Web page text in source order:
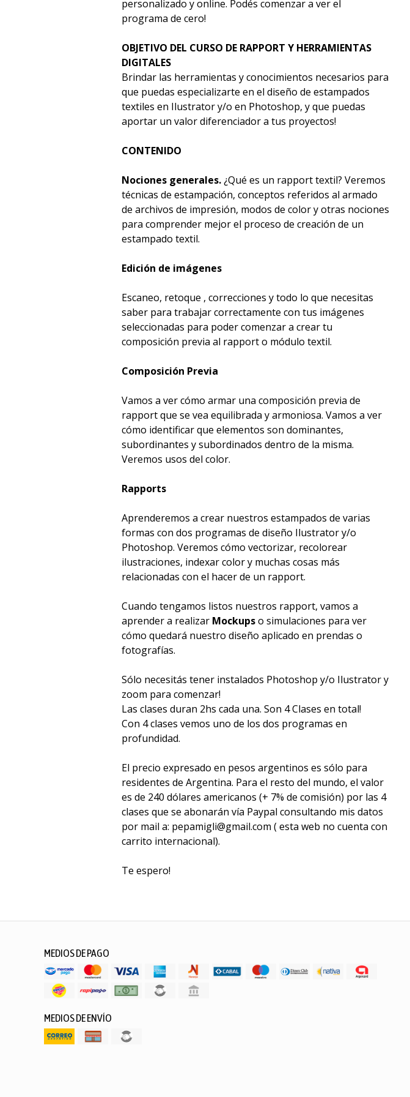
personalizado y online. Podés comenzar a ver el
programa de cero!
OBJETIVO DEL CURSO DE RAPPORT Y HERRAMIENTAS
DIGITALES
Brindar las herramientas y conocimientos necesarios para
que puedas especializarte en el diseño de estampados
textiles en Ilustrator y/o en Photoshop, y que puedas
aportar un valor diferenciador a tus proyectos!
CONTENIDO
Nociones generales.¿Qué es un rapport textil? Veremos
técnicas de estampación, conceptos referidos al armado
de archivos de impresión, modos de color y otras nociones
para comprender mejor el proceso de creación de un
estampado textil.
Edición de imágenes
Escaneo, retoque , correcciones y todo lo que necesitas
saber para trabajar correctamente con tus imágenes
seleccionadas para poder comenzar a crear tu
composición previa al rapport o módulo textil.
Composición Previa
Vamos a ver cómo armar una composición previa de
rapport que se vea equilibrada y armoniosa. Vamos a ver
cómo identificar que elementos son dominantes,
subordinantes y subordinados dentro de la misma.
Veremos usos del color.
Rapports
Aprenderemos a crear nuestros estampados de varias
formas con dos programas de diseño Ilustrator y/o
Photoshop. Veremos cómo vectorizar, recolorear
ilustraciones, indexar color y muchas cosas más
relacionadas con el hacer de un rapport.
Cuando tengamos listos nuestros rapport, vamos a
aprender a realizar Mockupso simulaciones para ver
cómo quedará nuestro diseño aplicado en prendas o
fotografías.
Sólo necesitás tener instalados Photoshop y/o Ilustrator y
zoom para comenzar!
Las clases duran 2hs cada una. Son 4 Clases en total!
Con 4 clases vemos uno de los dos programas en
profundidad.
El precio expresado en pesos argentinos es sólo para
residentes de Argentina. Para el resto del mundo, el valor
es de 240 dólares americanos (+ 7% de comisión) por las 4
clases que se abonarán vía Paypal consultando mis datos
por mail a: pepamigli@gmail.com ( esta web no cuenta con
carrito internacional).
Te espero!
MEDIOS DE PAGO
MEDIOS DE ENVÍO